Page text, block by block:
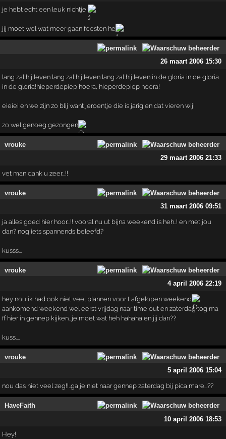
je hebt echt een leuk nichtje!
jij moet wel wat meer gaan feesten he !
26 maart 2006 15:30
lang zal hij leven lang zal hij leven lang zal hij leven in de gloria in de gloria
in de gloria!hieperdepiep hoera, hieperdepiep hoera!
eieiei en we zijn zo blij want jeroentje die is jarig en dat vieren wij!
zo wel genoeg gezongen
vrouke
29 maart 2006 21:33
vet man dank u zeer...!!
vrouke
31 maart 2006 09:51
ja alles goed hier hoor...!! vooral nu ut bijna weekend is heh..! en met jou
dan? nog iets spannends beleefd?
kusss...
vrouke
4 april 2006 22:19
hey nou ik had ook niet veel plannen voor t afgelopen weekend
...
aankomend weekend wel eerst vrijdag naar time out en zaterdag tog ma
ff hier in gennep kijken...je moet wat heh hahaha en jij dan??
kuss....
vrouke
5 april 2006 15:04
nou das niet veel zeg!!..ga je niet naar gennep zaterdag bij pica mare...??
HaveFaith
10 april 2006 18:53
Hey!